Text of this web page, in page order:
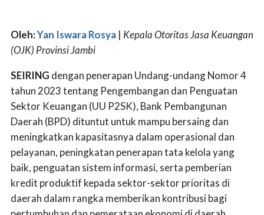
Oleh:Yan Iswara Rosya | Kepala Otoritas Jasa Keuangan
(OJK) Provinsi Jambi
SEIRING dengan penerapan Undang-undang Nomor 4
tahun 2023 tentang Pengembangan dan Penguatan
Sektor Keuangan (UU P2SK), Bank Pembangunan
Daerah (BPD) dituntut untuk mampu bersaing dan
meningkatkan kapasitasnya dalam operasional dan
pelayanan, peningkatan penerapan tata kelola yang
baik, penguatan sistem informasi, serta pemberian
kredit produktif kepada sektor-sektor prioritas di
daerah dalam rangka memberikan kontribusi bagi